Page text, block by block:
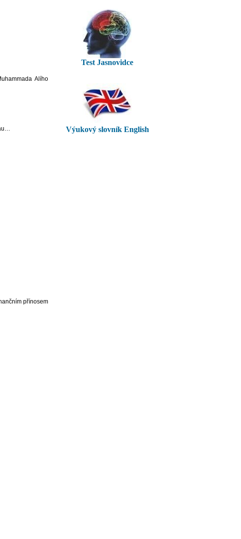
Alího
přínosem
Test Jasnovidce
Výukový slovník English